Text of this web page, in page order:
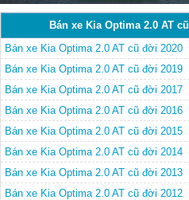
Bán xe Kia Optima 2.0 AT cũ
Bán xe Kia Optima 2.0 AT cũ đời 2020
Bán xe Kia Optima 2.0 AT cũ đời 2019
Bán xe Kia Optima 2.0 AT cũ đời 2017
Bán xe Kia Optima 2.0 AT cũ đời 2016
Bán xe Kia Optima 2.0 AT cũ đời 2015
Bán xe Kia Optima 2.0 AT cũ đời 2014
Bán xe Kia Optima 2.0 AT cũ đời 2013
Bán xe Kia Optima 2.0 AT cũ đời 2012